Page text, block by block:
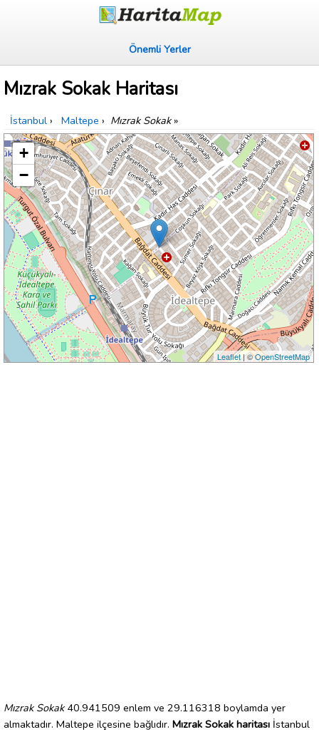
Önemli Yerler
Mızrak Sokak Haritası
İstanbul › Maltepe › Mızrak Sokak»
+
−
Leaflet| ©OpenStreetMap
Mızrak Sokak40.941509 enlem ve 29.116318 boylamda yer
almaktadır. Maltepe ilçesine bağlıdır. Mızrak Sokak haritası İstanbul